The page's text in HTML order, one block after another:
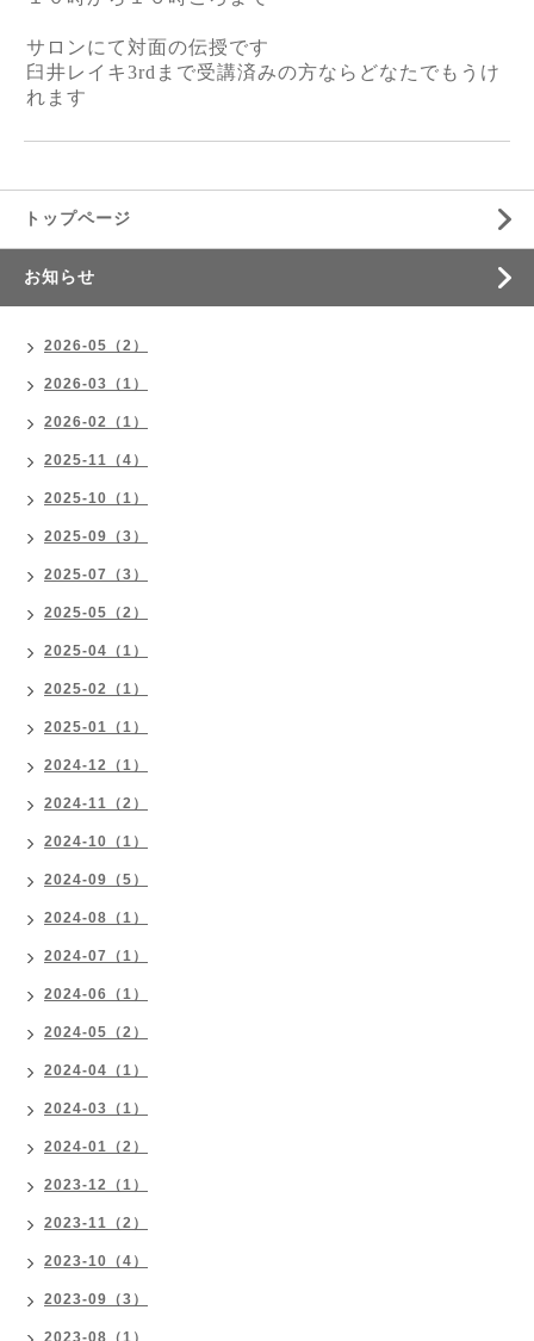
サロンにて対面の伝授です
臼井レイキ3rdまで受講済みの方ならどなたでもうけ
れます
トップページ
お知らせ
2026-05（2）
2026-03（1）
2026-02（1）
2025-11（4）
2025-10（1）
2025-09（3）
2025-07（3）
2025-05（2）
2025-04（1）
2025-02（1）
2025-01（1）
2024-12（1）
2024-11（2）
2024-10（1）
2024-09（5）
2024-08（1）
2024-07（1）
2024-06（1）
2024-05（2）
2024-04（1）
2024-03（1）
2024-01（2）
2023-12（1）
2023-11（2）
2023-10（4）
2023-09（3）
2023-08（1）